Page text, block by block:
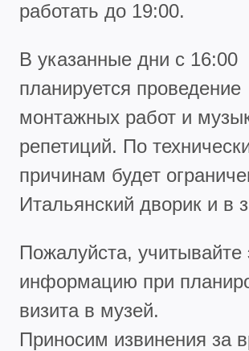
работать до 19:00.
В указанные дни с 16:00
планируется проведение
монтажных работ и
репетиций. По
причинам будет
Итальянский дворик и в
Пожалуйста, учитывайте
информацию при
визита в музей.
Приносим извинения за